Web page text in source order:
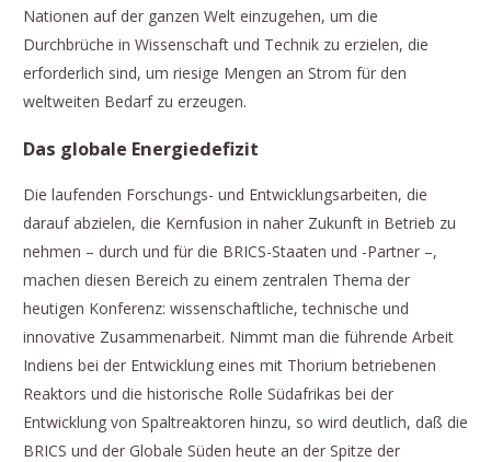
Nationen auf der ganzen Welt einzugehen, um die
Durchbrüche in Wissenschaft und Technik zu erzielen, die
erforderlich sind, um riesige Mengen an Strom für den
weltweiten Bedarf zu erzeugen.
Das globale Energiedefizit
Die laufenden Forschungs- und Entwicklungsarbeiten, die
darauf abzielen, die Kernfusion in naher Zukunft in Betrieb zu
nehmen – durch und für die BRICS-Staaten und -Partner –,
machen diesen Bereich zu einem zentralen Thema der
heutigen Konferenz: wissenschaftliche, technische und
innovative Zusammenarbeit. Nimmt man die führende Arbeit
Indiens bei der Entwicklung eines mit Thorium betriebenen
Reaktors und die historische Rolle Südafrikas bei der
Entwicklung von Spaltreaktoren hinzu, so wird deutlich, daß die
BRICS und der Globale Süden heute an der Spitze der